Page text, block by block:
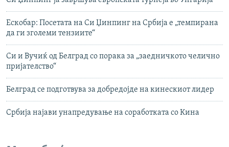
Ескобар: Посетата на Си Џинпинг на Србија е „темпирана
да ги зголеми тензиите“
Си и Вучиќ од Белград со порака за „заедничкото челично
пријателство“
Белград се подготвува за добредојде на кинескиот лидер
Србија најави унапредување на соработката со Кина